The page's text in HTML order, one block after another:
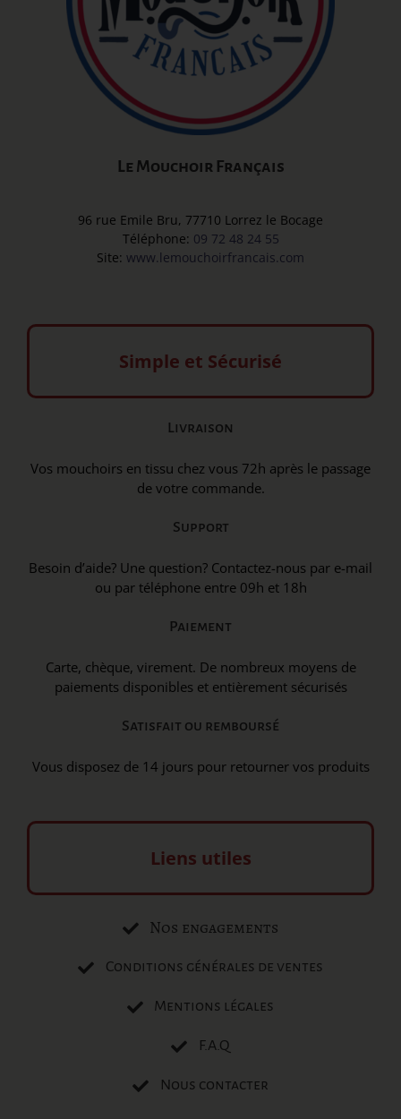
Le Mouchoir Français
96 rue Emile Bru, 77710 Lorrez le Bocage
Téléphone: 09 72 48 24 55
Site: www.lemouchoirfrancais.com
Simple et Sécurisé
Livraison
Vos mouchoirs en tissu chez vous 72h après le passage
de votre commande.
Support
Besoin d’aide? Une question? Contactez-nous par e-mail
ou par téléphone entre 09h et 18h
Paiement
Carte, chèque, virement. De nombreux moyens de
paiements disponibles et entièrement sécurisés
Satisfait ou remboursé
Vous disposez de 14 jours pour retourner vos produits
Liens utiles
Nos engagements
Conditions générales de ventes
Mentions légales
F.A.Q
Nous contacter